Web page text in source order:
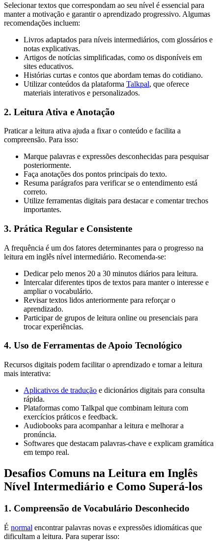
Selecionar textos que correspondam ao seu nível é essencial para
manter a motivação e garantir o aprendizado progressivo. Algumas
recomendações incluem:
Livros adaptados para níveis intermediários, com glossários e
notas explicativas.
Artigos de notícias simplificadas, como os disponíveis em
sites educativos.
Histórias curtas e contos que abordam temas do cotidiano.
Utilizar conteúdos da plataforma Talkpal, que oferece
materiais interativos e personalizados.
2. Leitura Ativa e Anotação
Praticar a leitura ativa ajuda a fixar o conteúdo e facilita a
compreensão. Para isso:
Marque palavras e expressões desconhecidas para pesquisar
posteriormente.
Faça anotações dos pontos principais do texto.
Resuma parágrafos para verificar se o entendimento está
correto.
Utilize ferramentas digitais para destacar e comentar trechos
importantes.
3. Prática Regular e Consistente
A frequência é um dos fatores determinantes para o progresso na
leitura em inglês nível intermediário. Recomenda-se:
Dedicar pelo menos 20 a 30 minutos diários para leitura.
Intercalar diferentes tipos de textos para manter o interesse e
ampliar o vocabulário.
Revisar textos lidos anteriormente para reforçar o
aprendizado.
Participar de grupos de leitura online ou presenciais para
trocar experiências.
4. Uso de Ferramentas de Apoio Tecnológico
Recursos digitais podem facilitar o aprendizado e tornar a leitura
mais interativa:
Aplicativos de tradução e dicionários digitais para consulta
rápida.
Plataformas como Talkpal que combinam leitura com
exercícios práticos e feedback.
Audiobooks para acompanhar a leitura e melhorar a
pronúncia.
Softwares que destacam palavras-chave e explicam gramática
em tempo real.
Desafios Comuns na Leitura em Inglês
Nível Intermediário e Como Superá-los
1. Compreensão de Vocabulário Desconhecido
É normal encontrar palavras novas e expressões idiomáticas que
dificultam a leitura. Para superar isso: